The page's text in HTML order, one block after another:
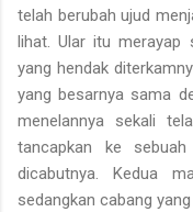
telah berubah ujud
lihat. Ular itu merayap
yang hendak
yang besarnya sama
menelannya sekali
tancapkan ke
dicabutnya. Kedua
sedangkan cabang